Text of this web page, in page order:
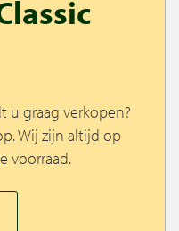
u graag verkopen?
Wij zijn altijd op
voorraad.